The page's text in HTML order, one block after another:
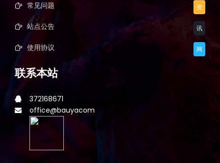
常见问题 资
站点公告 讯
使用协议 网
联系本站
372168671
office@bauyacom